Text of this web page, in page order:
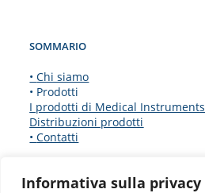
Informativa sulla privacy
SOMMARIO
•Chi siamo
• Prodotti
I prodotti di Medical Instruments
Distribuzioni prodotti
•Contatti
CERTIFICAZIONI